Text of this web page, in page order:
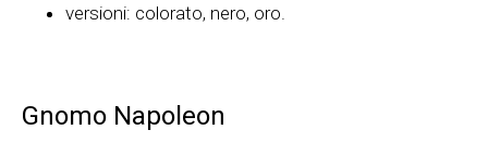
versioni: colorato, nero, oro.
Gnomo Napoleon